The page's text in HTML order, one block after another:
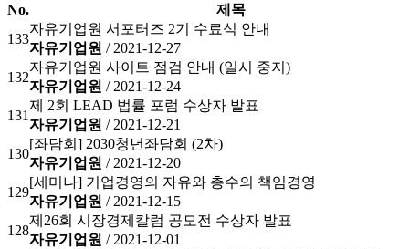
No.
제목
133
자유기업원 서포터즈 2기 수료식 안내
자유기업원 / 2021-12-27
132
자유기업원 사이트 점검 안내 (일시 중지)
자유기업원 / 2021-12-24
131
제 2회 LEAD 법률 포럼 수상자 발표
자유기업원 / 2021-12-21
130
[좌담회] 2030청년좌담회 (2차)
자유기업원 / 2021-12-20
129
[세미나] 기업경영의 자유와 총수의 책임경영
자유기업원 / 2021-12-15
128
제26회 시장경제칼럼 공모전 수상자 발표
자유기업원 / 2021-12-01